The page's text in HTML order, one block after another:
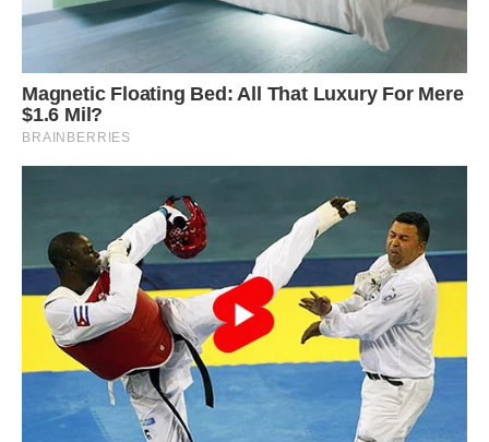
Для тіла здоров’я, для серця — кохання,